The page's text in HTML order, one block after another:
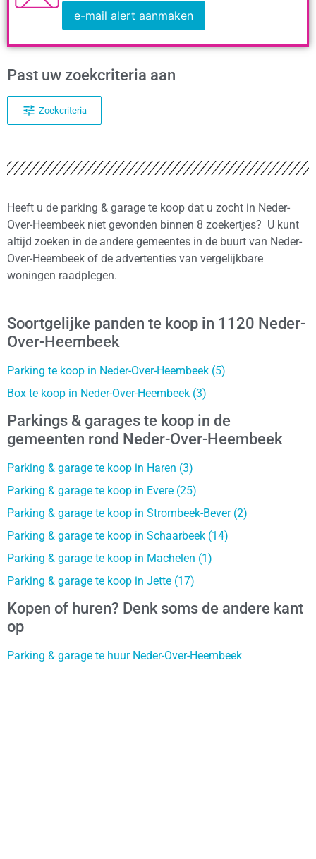
e-mail alert aanmaken
Past uw zoekcriteria aan
Zoekcriteria
Heeft u de parking & garage te koop dat u zocht in Neder-
Over-Heembeek niet gevonden binnen 8 zoekertjes? U kunt
altijd zoeken in de andere gemeentes in de buurt van Neder-
Over-Heembeek of de advertenties van vergelijkbare
woningen raadplegen.
Soortgelijke panden te koop in 1120 Neder-
Over-Heembeek
Parking te koop in Neder-Over-Heembeek (5)
Box te koop in Neder-Over-Heembeek (3)
Parkings & garages te koop in de
gemeenten rond Neder-Over-Heembeek
Parking & garage te koop in Haren (3)
Parking & garage te koop in Evere (25)
Parking & garage te koop in Strombeek-Bever (2)
Parking & garage te koop in Schaarbeek (14)
Parking & garage te koop in Machelen (1)
Parking & garage te koop in Jette (17)
Kopen of huren? Denk soms de andere kant
op
Parking & garage te huur Neder-Over-Heembeek